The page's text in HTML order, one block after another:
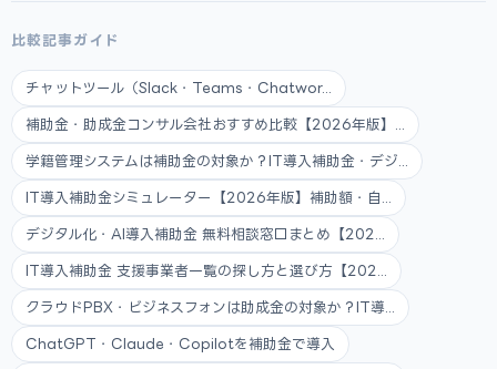
比較記事ガイド
チャットツール（Slack・Teams・Chatwor...
補助金・助成金コンサル会社おすすめ比較【2026年版】...
学籍管理システムは補助金の対象か？IT導入補助金・デジ...
IT導入補助金シミュレーター【2026年版】補助額・自...
デジタル化・AI導入補助金 無料相談窓口まとめ【202...
IT導入補助金 支援事業者一覧の探し方と選び方【202...
クラウドPBX・ビジネスフォンは助成金の対象か？IT導...
ChatGPT・Claude・Copilotを補助金で導入